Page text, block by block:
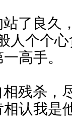
了良久
人个个
高手。
残杀，
认我是